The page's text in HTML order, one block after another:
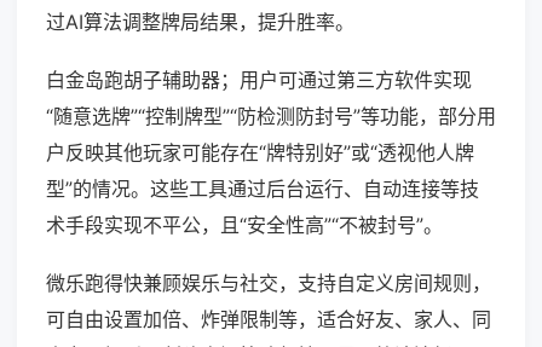
过AI算法调整牌局结果，提升胜率。
白金岛跑胡子辅助器；用户可通过第三方软件实现
“随意选牌”“控制牌型”“防检测防封号”等功能，部分用
户反映其他玩家可能存在“牌特别好”或“透视他人牌
型”的情况。这些工具通过后台运行、自动连接等技
术手段实现不平公，且“安全性高”“不被封号”。
微乐跑得快兼顾娱乐与社交，支持自定义房间规则，
可自由设置加倍、炸弹限制等，适合好友、家人、同